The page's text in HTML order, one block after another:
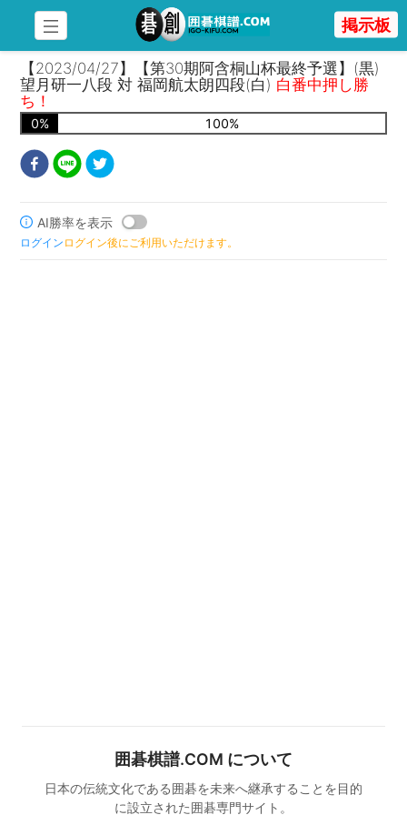
掲示板
【2023/04/27】【第30期阿含桐山杯最終予選】(黒)
望月研一八段 対 福岡航太朗四段(白) 白番中押し勝
ち！
0% 100%
AI勝率を表示
ログイン ログイン後にご利用いただけます。
囲碁棋譜.COM について
日本の伝統文化である囲碁を未来へ継承することを目的
に設立された囲碁専門サイト。